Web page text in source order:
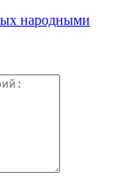
народными